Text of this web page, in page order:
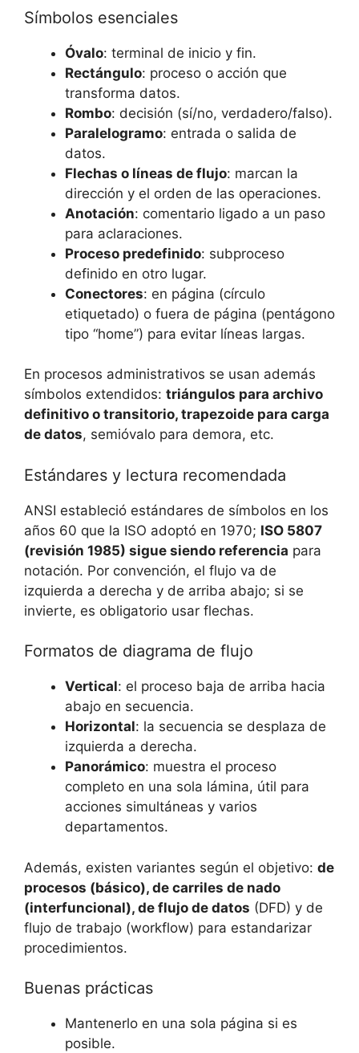
Símbolos esenciales
Óvalo: terminal de inicio y fin.
Rectángulo: proceso o acción que
transforma datos.
Rombo: decisión (sí/no, verdadero/falso).
Paralelogramo: entrada o salida de
datos.
Flechas o líneas de flujo: marcan la
dirección y el orden de las operaciones.
Anotación: comentario ligado a un paso
para aclaraciones.
Proceso predefinido: subproceso
definido en otro lugar.
Conectores: en página (círculo
etiquetado) o fuera de página (pentágono
tipo “home”) para evitar líneas largas.
En procesos administrativos se usan además
símbolos extendidos: triángulos para archivo
definitivo o transitorio, trapezoide para carga
de datos, semióvalo para demora, etc.
Estándares y lectura recomendada
ANSI estableció estándares de símbolos en los
años 60 que la ISO adoptó en 1970; ISO 5807
(revisión 1985) sigue siendo referencia para
notación. Por convención, el flujo va de
izquierda a derecha y de arriba abajo; si se
invierte, es obligatorio usar flechas.
Formatos de diagrama de flujo
Vertical: el proceso baja de arriba hacia
abajo en secuencia.
Horizontal: la secuencia se desplaza de
izquierda a derecha.
Panorámico: muestra el proceso
completo en una sola lámina, útil para
acciones simultáneas y varios
departamentos.
Además, existen variantes según el objetivo: de
procesos (básico), de carriles de nado
(interfuncional), de flujo de datos (DFD) y de
flujo de trabajo (workflow) para estandarizar
procedimientos.
Buenas prácticas
Mantenerlo en una sola página si es
posible.